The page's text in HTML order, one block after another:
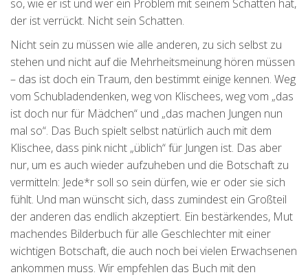
so, wie er ist und wer ein Problem mit seinem Schatten hat,
der ist verrückt. Nicht sein Schatten.
Nicht sein zu müssen wie alle anderen, zu sich selbst zu
stehen und nicht auf die Mehrheitsmeinung hören müssen
– das ist doch ein Traum, den bestimmt einige kennen. Weg
vom Schubladendenken, weg von Klischees, weg vom „das
ist doch nur für Mädchen“ und „das machen Jungen nun
mal so“. Das Buch spielt selbst natürlich auch mit dem
Klischee, dass pink nicht „üblich“ für Jungen ist. Das aber
nur, um es auch wieder aufzuheben und die Botschaft zu
vermitteln: Jede*r soll so sein dürfen, wie er oder sie sich
fühlt. Und man wünscht sich, dass zumindest ein Großteil
der anderen das endlich akzeptiert. Ein bestärkendes, Mut
machendes Bilderbuch für alle Geschlechter mit einer
wichtigen Botschaft, die auch noch bei vielen Erwachsenen
ankommen muss. Wir empfehlen das Buch mit den